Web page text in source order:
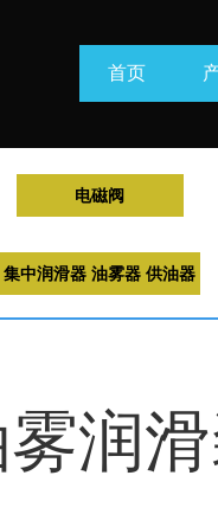
首页
电磁阀
集中润滑器 油雾器 供油器
润